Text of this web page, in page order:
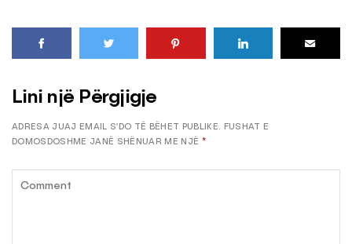
Lini një Përgjigje
ADRESA JUAJ EMAIL S’DO TË BËHET PUBLIKE. FUSHAT E
DOMOSDOSHME JANË SHËNUAR ME NJË *